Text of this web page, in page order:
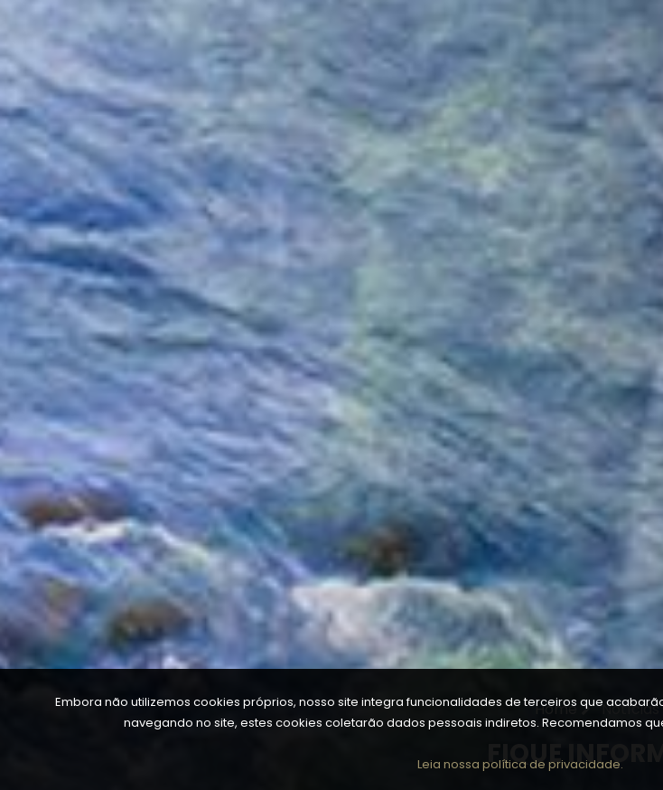
Home
FIQUE
Embora não utilizemos cookies próprios, nosso site integra funcionalidades de terceiros que
navegando no site, estes cookies coletarão dados pessoais indiretos. Recomendamos
Leia nossa política de privacidade.